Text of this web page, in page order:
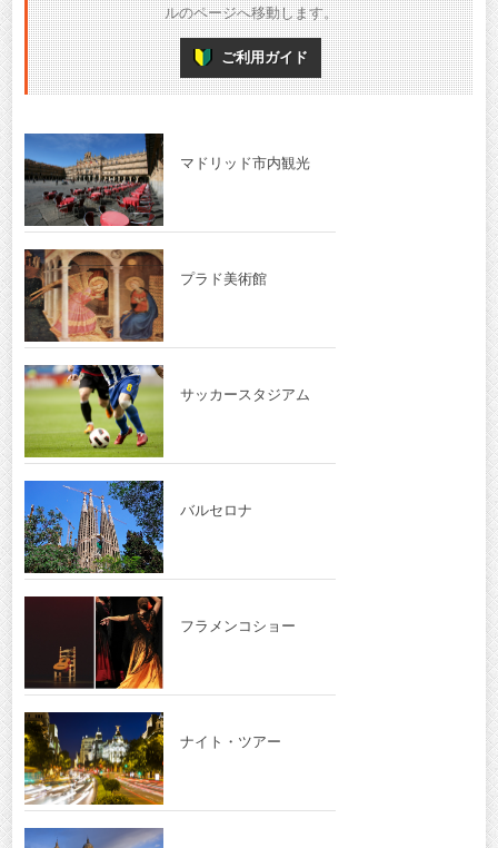
ルのページへ移動します。
ご利用ガイド
マドリッド市内観光
プラド美術館
サッカースタジアム
バルセロナ
フラメンコショー
ナイト・ツアー